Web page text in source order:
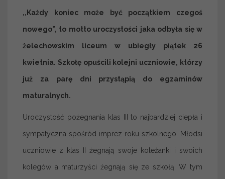
,,Każdy koniec może być początkiem czegoś
nowego”, to motto uroczystości jaka odbyła się w
żelechowskim liceum w ubiegły piątek 26
kwietnia. Szkołę opuścili kolejni uczniowie, którzy
już za parę dni przystąpią do egzaminów
maturalnych.
Uroczystość pożegnania klas III to najbardziej ciepła i
sympatyczna spośród imprez roku szkolnego. Młodsi
uczniowie z klas II żegnają swoje koleżanki i swoich
kolegów a maturzyści żegnają się ze szkołą. W tym